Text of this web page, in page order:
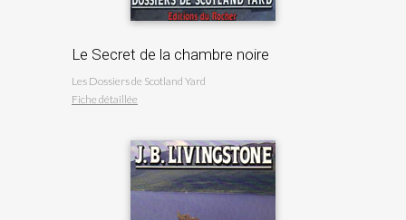
Le Secret de la chambre noire
Les Dossiers de Scotland Yard
Fiche détaillée